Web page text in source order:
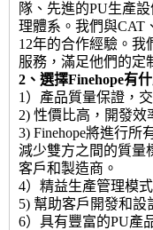
隊、先進的PU生產
理體系。我們與CAT
12年的合作經驗。我
服務，滿足他們的定
2、選擇Finehope有
1）產品質量保證，
2) 性價比高，開發效
3) Finehope將進行所
減少雙方之間的質量
客戶和製造商。
4）精益生產管理模式
5) 幫助客戶開發和設
6）具有豐富的PU產